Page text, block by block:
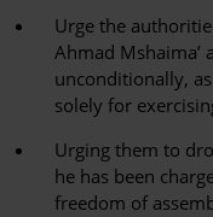
Urge the
Ahmad Mshaima’
unconditionally,
solely for
Urging them to
he has been
freedom of